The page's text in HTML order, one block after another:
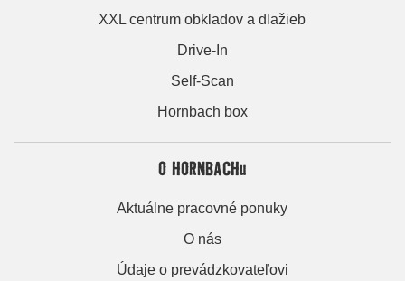
XXL centrum obkladov a dlažieb
Drive-In
Self-Scan
Hornbach box
O HORNBACHu
Aktuálne pracovné ponuky
O nás
Údaje o prevádzkovateľovi